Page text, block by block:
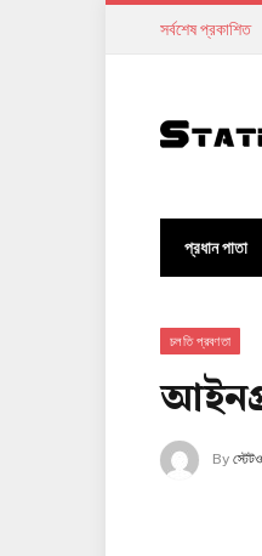
সর্বশেষ প্রকাশিত
প্রধান পাতা
চলতি প্রবণতা
By